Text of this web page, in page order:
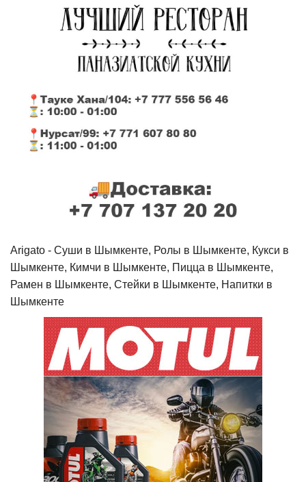
Arigato - Cуши в Шымкенте, Ролы в Шымкенте, Кукси в
Шымкенте, Кимчи в Шымкенте, Пицца в Шымкенте,
Рамен в Шымкенте, Стейки в Шымкенте, Напитки в
Шымкенте